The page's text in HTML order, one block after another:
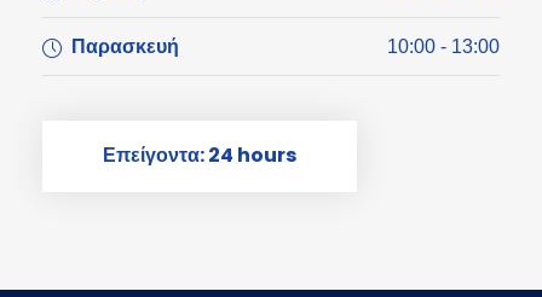
Παρασκευή 10:00 - 13:00
Επείγοντα: 24 hours